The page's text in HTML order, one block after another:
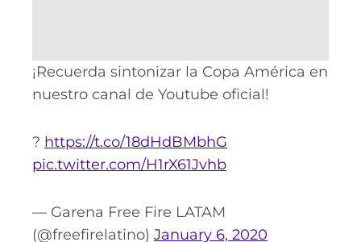
¡Recuerda sintonizar la Copa América en
nuestro canal de Youtube oficial!
? https://t.co/18dHdBMbhG
pic.twitter.com/H1rX61Jvhb
— Garena Free Fire LATAM
(@freefirelatino) January 6, 2020